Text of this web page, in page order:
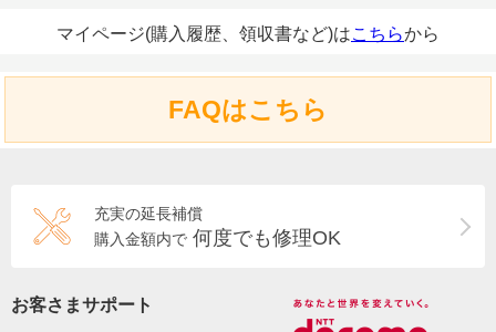
マイページ(購入履歴、領収書など)はこちらから
FAQはこちら
充実の延長補償
購入金額内で 何度でも修理OK
お客さまサポート